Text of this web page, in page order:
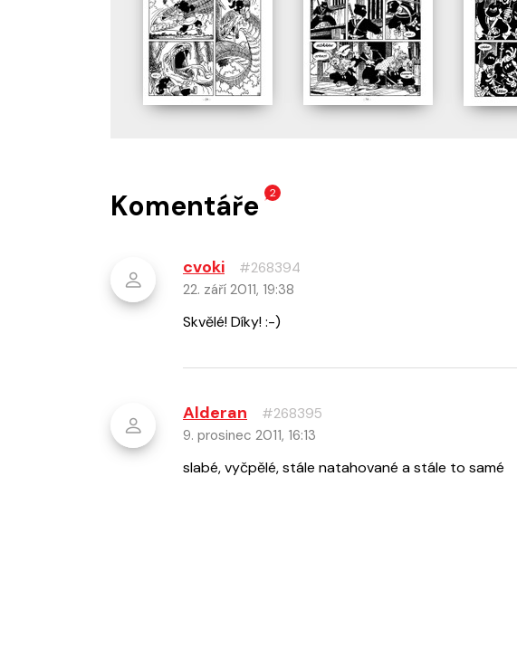
Komentáře 2
cvoki
#268394
22. září 2011, 19:38
Skvělé! Díky! :-)
Alderan
#268395
9. prosinec 2011, 16:13
slabé, vyčpělé, stále natahované a stále to samé